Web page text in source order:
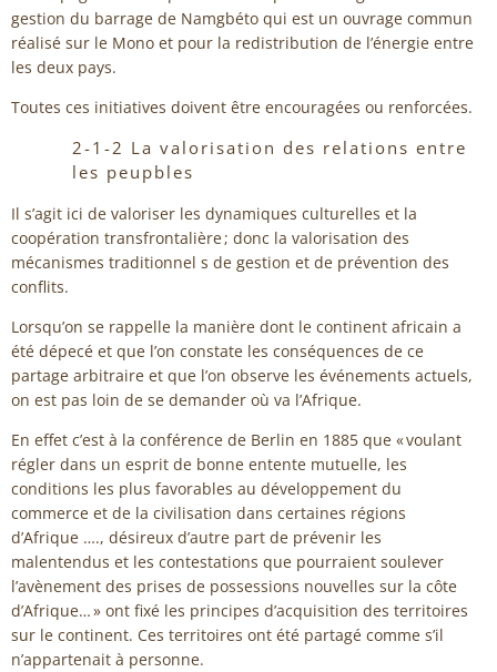
gestion du barrage de Namgbéto qui est un ouvrage commun
réalisé sur le Mono et pour la redistribution de l’énergie entre
les deux pays.
Toutes ces initiatives doivent être encouragées ou renforcées.
2-1-2 La valorisation des relations entre
les peupbles
Il s’agit ici de valoriser les dynamiques culturelles et la
coopération transfrontalière ; donc la valorisation des
mécanismes traditionnel s de gestion et de prévention des
conflits.
Lorsqu’on se rappelle la manière dont le continent africain a
été dépecé et que l’on constate les conséquences de ce
partage arbitraire et que l’on observe les événements actuels,
on est pas loin de se demander où va l’Afrique.
En effet c’est à la conférence de Berlin en 1885 que « voulant
régler dans un esprit de bonne entente mutuelle, les
conditions les plus favorables au développement du
commerce et de la civilisation dans certaines régions
d’Afrique …., désireux d’autre part de prévenir les
malentendus et les contestations que pourraient soulever
l’avènement des prises de possessions nouvelles sur la côte
d’Afrique… » ont fixé les principes d’acquisition des territoires
sur le continent. Ces territoires ont été partagé comme s’il
n’appartenait à personne.